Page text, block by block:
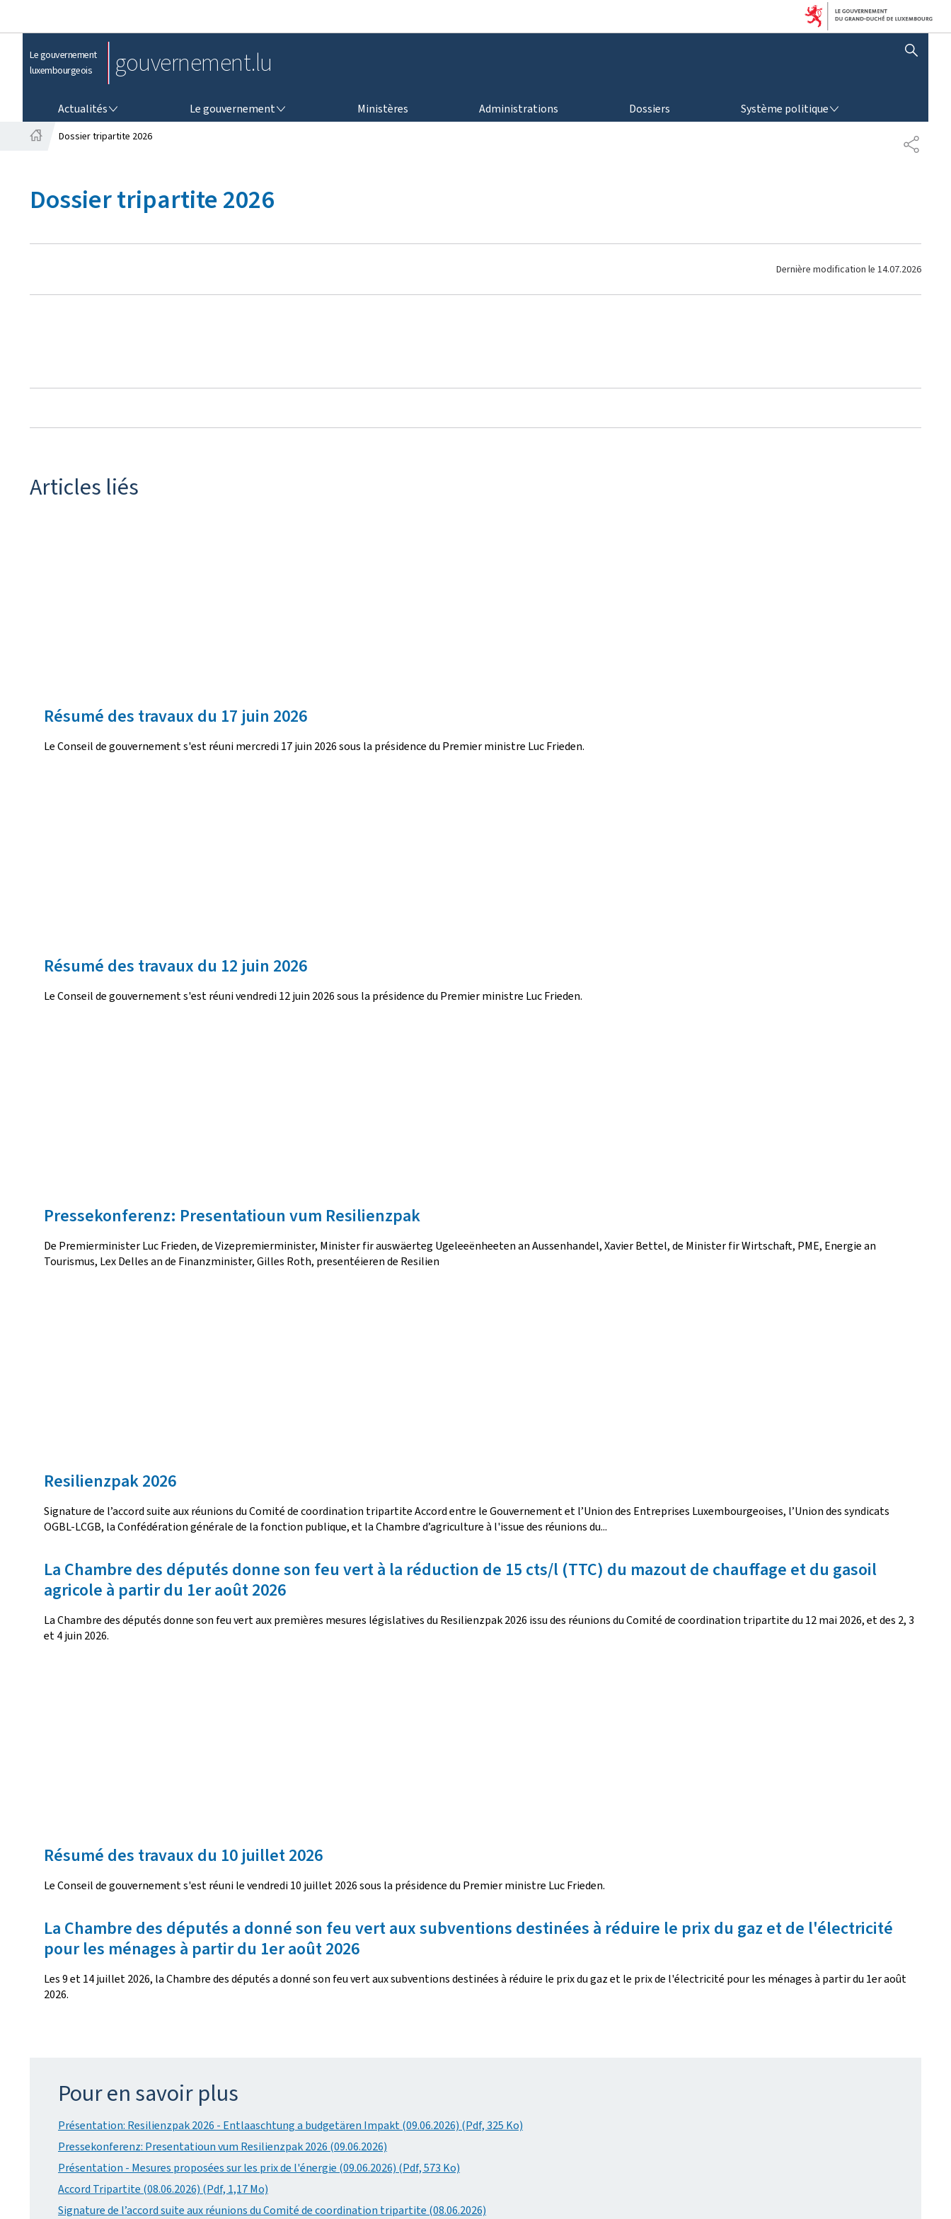
Le gouvernement
luxembourgeois
gouvernement.lu AFFICHER / MASQUER LA RECHERCHE
Actualités Le gouvernement Ministères Administrations Dossiers Système politique
P
A
u
e
Dossier tripartite 2026
Dossier tripartite 2026
Dernière modification le 14.07.2026
Articles liés
Résumé des travaux du 17 juin 2026
Le Conseil de gouvernement s'est réuni mercredi 17 juin 2026 sous la présidence du Premier ministre Luc Frieden.
Résumé des travaux du 12 juin 2026
Le Conseil de gouvernement s'est réuni vendredi 12 juin 2026 sous la présidence du Premier ministre Luc Frieden.
Pressekonferenz: Presentatioun vum Resilienzpak
De Premierminister Luc Frieden, de Vizepremierminister, Minister fir auswäerteg Ugeleeënheeten an Aussenhandel, Xavier Bettel, de Minister fir Wirtschaft, PME, Energie an
Tourismus, Lex Delles an de Finanzminister, Gilles Roth, presentéieren de Resilien
Resilienzpak 2026
Signature de l’accord suite aux réunions du Comité de coordination tripartite Accord entre le Gouvernement et l’Union des Entreprises Luxembourgeoises, l’Union des syndicats
OGBL-LCGB, la Confédération générale de la fonction publique, et la Chambre d’agriculture à l'issue des réunions du...
La Chambre des députés donne son feu vert à la réduction de 15 cts/l (TTC) du mazout de chauffage et du gasoil
agricole à partir du 1er août 2026
La Chambre des députés donne son feu vert aux premières mesures législatives du Resilienzpak 2026 issu des réunions du Comité de coordination tripartite du 12 mai 2026, et des 2, 3
et 4 juin 2026.
Résumé des travaux du 10 juillet 2026
Le Conseil de gouvernement s'est réuni le vendredi 10 juillet 2026 sous la présidence du Premier ministre Luc Frieden.
La Chambre des députés a donné son feu vert aux subventions destinées à réduire le prix du gaz et de l'électricité
pour les ménages à partir du 1er août 2026
Les 9 et 14 juillet 2026, la Chambre des députés a donné son feu vert aux subventions destinées à réduire le prix du gaz et le prix de l'électricité pour les ménages à partir du 1er août
2026.
Pour en savoir plus
Présentation: Resilienzpak 2026 - Entlaaschtung a budgetären Impakt (09.06.2026) (Pdf, 325 Ko)
Pressekonferenz: Presentatioun vum Resilienzpak 2026 (09.06.2026)
Présentation - Mesures proposées sur les prix de l'énergie (09.06.2026) (Pdf, 573 Ko)
Accord Tripartite (08.06.2026) (Pdf, 1,17 Mo)
Signature de l’accord suite aux réunions du Comité de coordination tripartite (08.06.2026)